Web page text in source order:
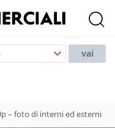
vai
– foto di interni ed esterni